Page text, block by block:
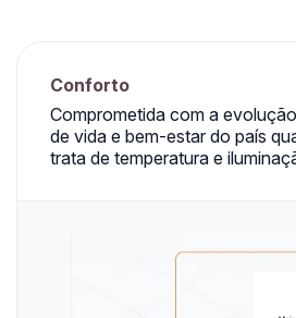
Conforto
Comprometida com a
de vida e bem-estar do país
trata de temperatura e